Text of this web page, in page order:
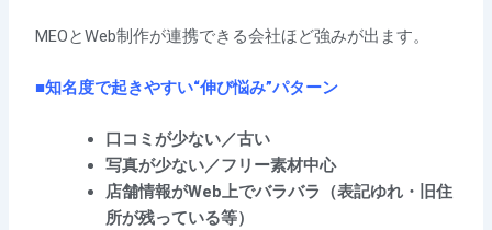
MEOとWeb制作が連携できる会社ほど強みが出ます。
■知名度で起きやすい“伸び悩み”パターン
口コミが少ない／古い
写真が少ない／フリー素材中心
店舗情報がWeb上でバラバラ（表記ゆれ・旧住
所が残っている等）